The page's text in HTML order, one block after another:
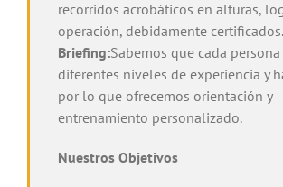
recorridos acrobáticos en alturas,
operación, debidamente certificados.
Briefing:Sabemos que cada
diferentes niveles de experiencia y
por lo que ofrecemos orientación y
entrenamiento personalizado.
Nuestros Objetivos